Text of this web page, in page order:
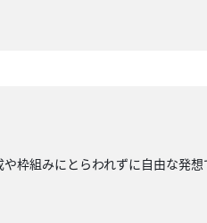
枠組みにとらわれずに自由な発想